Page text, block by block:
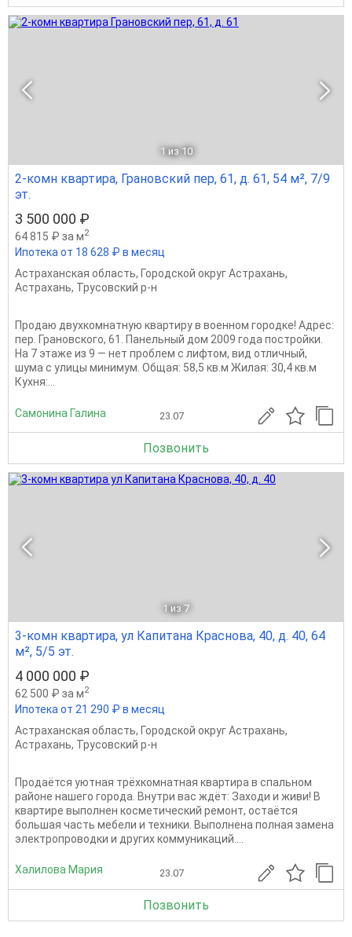
1 из 10
2-комн квартира, Грановский пер, 61, д. 61, 54 м², 7/9
эт.
3 500 000 ₽
64 815 ₽ за м2
Ипотека от 18 628 ₽ в месяц
Астраханская область, Городской округ Астрахань,
Астрахань, Трусовский р-н
Продаю двухкомнатную квартиру в военном городке! Адрес:
пер. Грановского, 61. Панельный дом 2009 года постройки.
На 7 этаже из 9 — нет проблем с лифтом, вид отличный,
шума с улицы минимум. Общая: 58,5 кв.м Жилая: 30,4 кв.м
Кухня:...
Самонина Галина 23.07
Позвонить
1 из 7
3-комн квартира, ул Капитана Краснова, 40, д. 40, 64
м², 5/5 эт.
4 000 000 ₽
62 500 ₽ за м2
Ипотека от 21 290 ₽ в месяц
Астраханская область, Городской округ Астрахань,
Астрахань, Трусовский р-н
Продаётся уютная трёхкомнатная квартира в спальном
районе нашего города. Внутри вас ждёт: Заходи и живи! В
квартире выполнен косметический ремонт, остаётся
большая часть мебели и техники. Выполнена полная замена
электропроводки и других коммуникаций....
Халилова Мария 23.07
Позвонить